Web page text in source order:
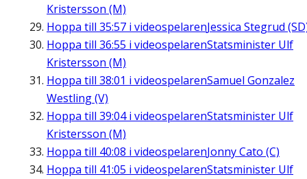
Kristersson (M)
Hoppa till 35:57 i videospelarenJessica Stegrud
Hoppa till 36:55 i videospelarenStatsminister Ulf
Kristersson (M)
Hoppa till 38:01 i videospelarenSamuel Gonzalez
Westling (V)
Hoppa till 39:04i videospelarenStatsminister Ulf
Kristersson (M)
Hoppa till 40:08 i videospelarenJonny Cato (C)
Hoppa till 41:05 i videospelarenStatsminister Ulf